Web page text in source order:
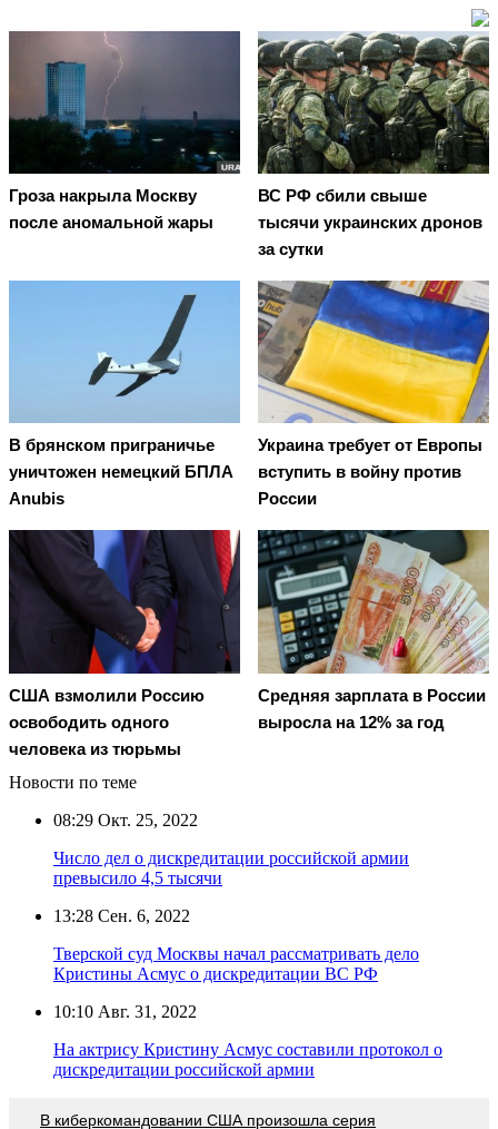
Гроза накрыла Москву
после аномальной жары
ВС РФ сбили свыше
тысячи украинских дронов
за сутки
В брянском приграничье
уничтожен немецкий БПЛА
Anubis
Украина требует от Европы
вступить в войну против
России
США взмолили Россию
освободить одного
человека из тюрьмы
Средняя зарплата в России
выросла на 12% за год
Новости по теме
08:29 Окт. 25, 2022
Число дел о дискредитации российской армии
превысило 4,5 тысячи
13:28 Сен. 6, 2022
Тверской суд Москвы начал рассматривать дело
Кристины Асмус о дискредитации ВС РФ
10:10 Авг. 31, 2022
На актрису Кристину Асмус составили протокол о
дискредитации российской армии
В киберкомандовании США произошла серия